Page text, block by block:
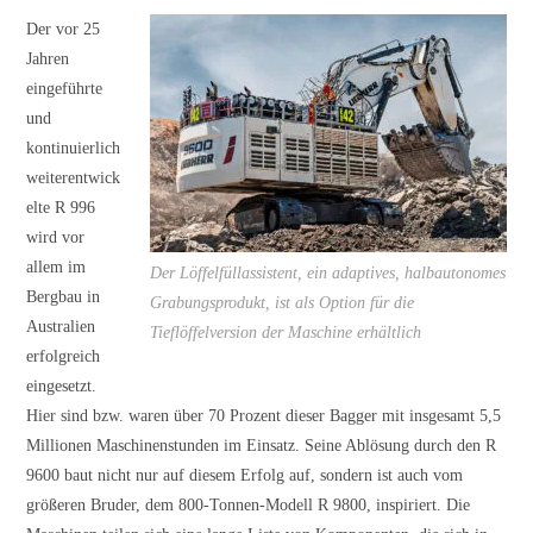
Der Löffelfüllassistent, ein adaptives, halbautonomes
Grabungsprodukt, ist als Option für die
Tieflöffelversion der Maschine erhältlich
Der vor 25
Jahren
eingeführte
und
kontinuierlich
weiterentwick
elte R 996
wird vor
allem im
Bergbau in
Australien
erfolgreich
eingesetzt.
Hier sind bzw. waren über 70 Prozent dieser Bagger mit insgesamt 5,5
Millionen Maschinenstunden im Einsatz. Seine Ablösung durch den R
9600 baut nicht nur auf diesem Erfolg auf, sondern ist auch vom
größeren Bruder, dem 800-Tonnen-Modell R 9800, inspiriert. Die